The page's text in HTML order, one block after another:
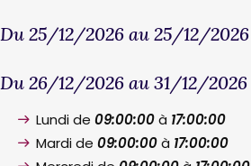
Du 25/12/2026 au 25/12/2026
Du 26/12/2026 au 31/12/2026
Lundi de 09:00:00à 17:00:00
Mardi de 09:00:00à 17:00:00